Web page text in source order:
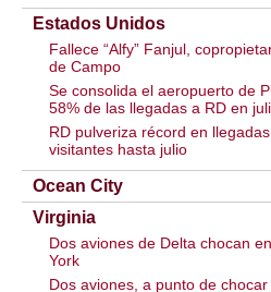
Estados Unidos
Fallece “Alfy” Fanjul,
de Campo
Se consolida el aeropuerto de
58% de las llegadas a RD en
RD pulveriza récord en
visitantes hasta julio
Ocean City
Virginia
Dos aviones de Delta chocan
York
Dos aviones, a punto de